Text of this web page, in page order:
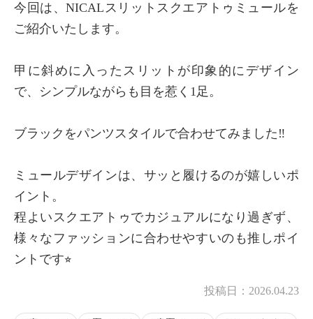
今回は、NICALスリットスクエアトゥミュールを
ご紹介いたします。
甲に斜めに入ったスリットが印象的にデザイン
で、シンプルながらも目を惹く1足。
ブラックをパンツスタイルで合わせてみました‼︎
ミュールデザインは、サッと履けるのが嬉しいポ
イント。
程よいスクエアトゥでカジュアルになり過ぎず、
様々なファッションに合わせやすいのも推しポイ
ントです⭐︎
投稿日： 2026.04.23